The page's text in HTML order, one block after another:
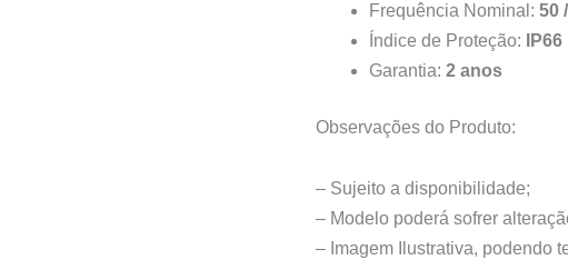
Frequência Nominal: 50
Índice de Proteção:
IP66
Garantia: 2 anos
Observações do Produto:
– Sujeito a disponibilidade;
– Modelo poderá sofrer
– Imagem Ilustrativa, podendo